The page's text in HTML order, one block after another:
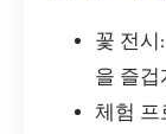
꽃 전시
을 즐겁
체험 프